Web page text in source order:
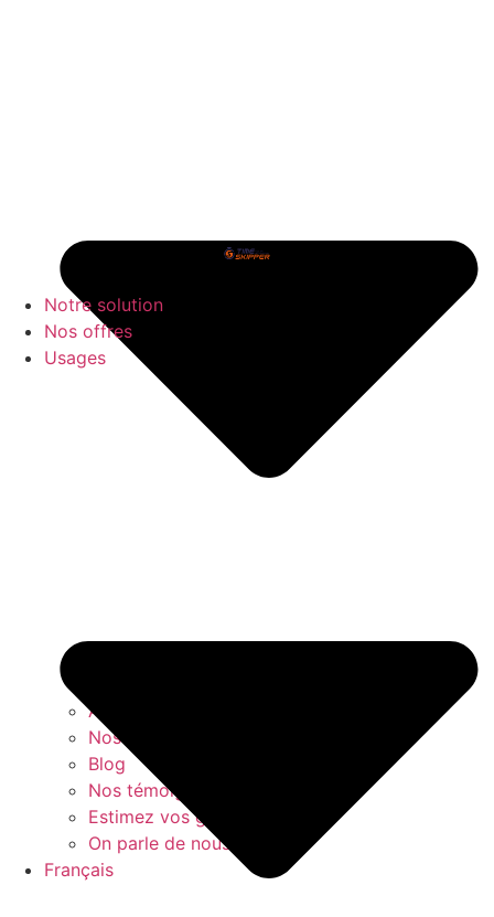
À propos
Nos livres blancs
Blog
Nos témoignages clients
Estimez vos gains
On parle de nous
Français
Notre solution
Nos offres
Usages